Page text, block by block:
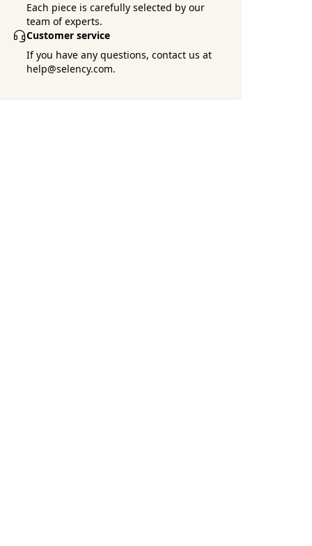
Each piece is carefully selected by our
team of experts.
Customer service
If you have any questions, contact us at
help@selency.com.